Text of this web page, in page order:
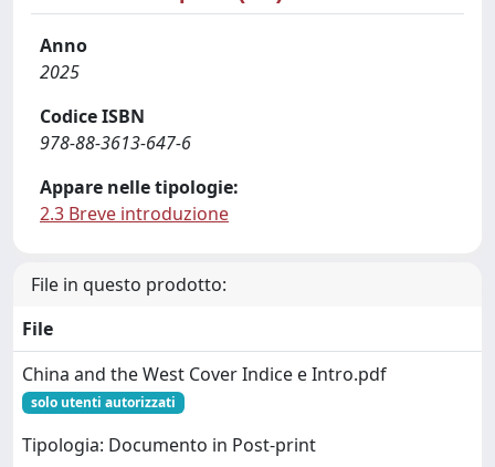
Anno
2025
Codice ISBN
978-88-3613-647-6
Appare nelle tipologie:
2.3 Breve introduzione
File in questo prodotto:
File
China and the West Cover Indice e Intro.pdf
solo utenti autorizzati
Tipologia: Documento in Post-print